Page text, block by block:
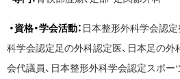
・資格・学会活動： 日本整形外科学会認
科学会認定足の外科認定医、日本足の外
会代議員、日本整形外科学会認定スポー